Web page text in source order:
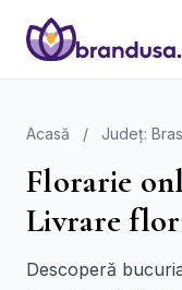
Acasă / Județ:
Florarie
Livrare
Descoperă